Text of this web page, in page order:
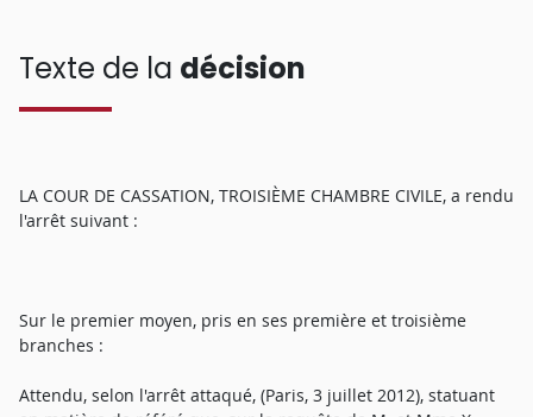
Texte de la décision
LA COUR DE CASSATION, TROISIÈME CHAMBRE CIVILE, a rendu
l'arrêt suivant :
Sur le premier moyen, pris en ses première et troisième
branches :
Attendu, selon l'arrêt attaqué, (Paris, 3 juillet 2012), statuant